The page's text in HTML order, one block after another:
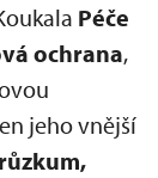
Péče
ochrana,
jeho vnější